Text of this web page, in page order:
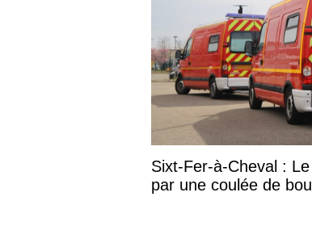
Sixt-Fer-à-Cheval :
par une coulée de